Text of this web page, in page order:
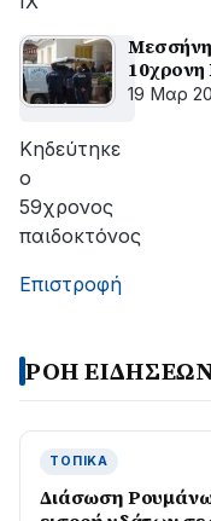
10χρονη
19 Μαρ
Κηδεύτηκε
ο
59χρονος
παιδοκτόνος
Επιστροφή
ΡΟΗ
ΤΟΠΙΚΆ
Διάσωση